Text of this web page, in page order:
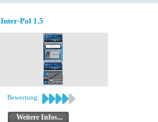
Inter-Pol 1.5
Bewertung:
Weitere Infos...